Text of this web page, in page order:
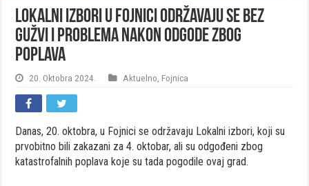
Lokalni izbori u Fojnici održavaju se bez
gužvi i problema nakon odgode zbog
poplava
20. Oktobra 2024. Aktuelno Fojnica
Danas, 20. oktobra, u Fojnici se održavaju Lokalni izbori, koji su
prvobitno bili zakazani za 4. oktobar, ali su odgođeni zbog
katastrofalnih poplava koje su tada pogodile ovaj grad.